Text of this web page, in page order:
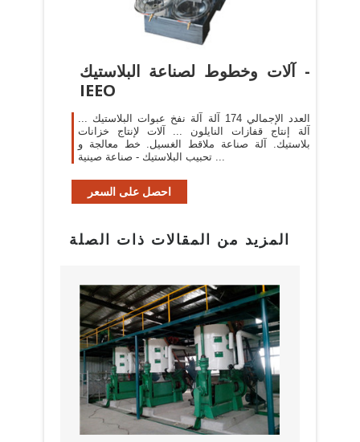
آلات وخطوط لصناعة البلاستيك -
IEEO
العدد الإجمالي 174 آلة آلة نفخ عبوات البلاستيك ...
آلة إنتاج قفازات النايلون ... آلات لإنتاج خزانات
بلاستيك. آلة صناعة ملاقط الغسيل. خط معالجة و
تحبيب البلاستيك - صناعة صينية ...
احصل على السعر
المزيد من المقالات ذات الصلة